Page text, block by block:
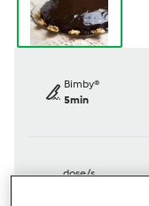
Bimby®
5min
dose/s